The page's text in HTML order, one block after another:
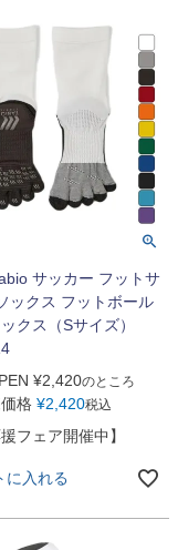
サッカー フットサ
ックス フットボール
クス（Sサイズ）
¥2,420のところ
格 ¥2,420税込
援フェア開催中】
に入れる